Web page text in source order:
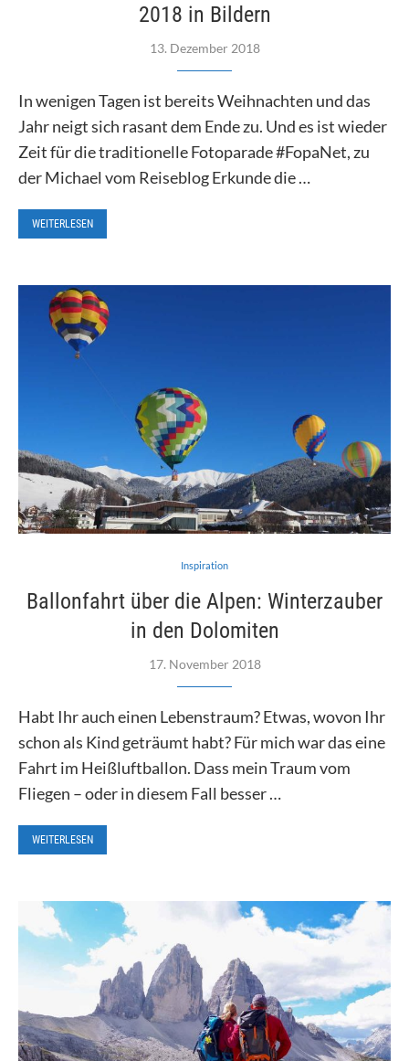
2018 in Bildern
13. Dezember 2018
In wenigen Tagen ist bereits Weihnachten und das
Jahr neigt sich rasant dem Ende zu. Und es ist wieder
Zeit für die traditionelle Fotoparade #FopaNet, zu
der Michael vom Reiseblog Erkunde die …
WEITERLESEN
Inspiration
Ballonfahrt über die Alpen: Winterzauber
in den Dolomiten
17. November 2018
Habt Ihr auch einen Lebenstraum? Etwas, wovon Ihr
schon als Kind geträumt habt? Für mich war das eine
Fahrt im Heißluftballon. Dass mein Traum vom
Fliegen – oder in diesem Fall besser …
WEITERLESEN